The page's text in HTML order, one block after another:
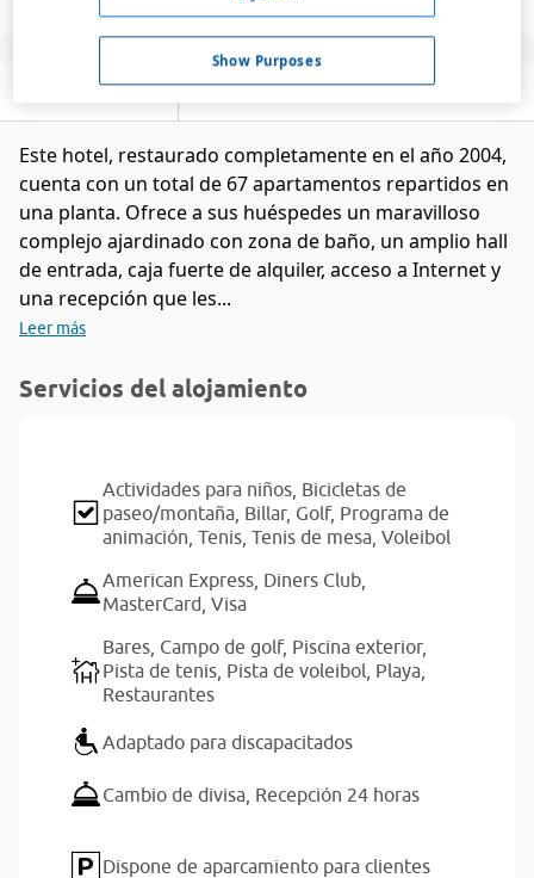
Descripción Servicios
Este hotel, restaurado completamente en el año 2004,
cuenta con un total de 67 apartamentos repartidos en
una planta. Ofrece a sus huéspedes un maravilloso
complejo ajardinado con zona de baño, un amplio hall
de entrada, caja fuerte de alquiler, acceso a Internet y
una recepción que les...
Leer más
Servicios del alojamiento
Actividades para niños, Bicicletas de
paseo/montaña, Billar, Golf, Programa de
animación, Tenis, Tenis de mesa, Voleibol
American Express, Diners Club,
MasterCard, Visa
Bares, Campo de golf, Piscina exterior,
Pista de tenis, Pista de voleibol, Playa,
Restaurantes
Adaptado para discapacitados
Cambio de divisa, Recepción 24 horas
Dispone de aparcamiento para clientes
Show Purposes